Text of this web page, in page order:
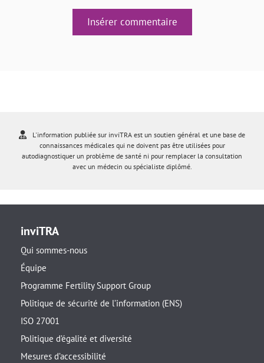
Insérer commentaire
L'information publiée sur inviTRA est un soutien général et une base de
connaissances médicales qui ne doivent pas être utilisées pour
autodiagnostiquer un problème de santé ni pour remplacer la consultation
avec un médecin ou spécialiste diplômé.
inviTRA
Qui sommes-nous
Équipe
Programme Fertility Support Group
Politique de sécurité de l’information (ENS)
ISO 27001
Politique d’égalité et diversité
Mesures d’accessibilité